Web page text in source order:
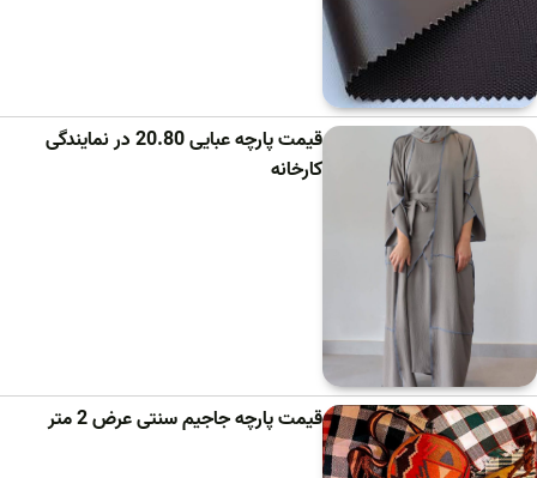
قیمت پارچه عبایی 20.80 در نمایندگی
کارخانه
قیمت پارچه جاجیم سنتی عرض 2 متر